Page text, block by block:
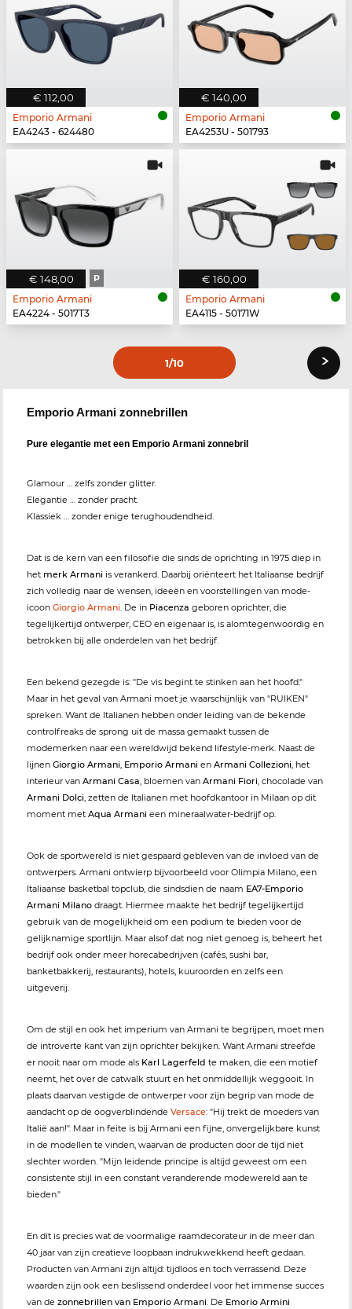
€ 112,00
Emporio Armani
EA4243 - 624480
€ 140,00
Emporio Armani
EA4253U - 501793
€ 148,00 P
Emporio Armani
EA4224 - 5017T3
€ 160,00
Emporio Armani
EA4115 - 50171W
1/10 ›
Emporio Armani zonnebrillen
Pure elegantie met een Emporio Armani zonnebril
Glamour … zelfs zonder glitter.
Elegantie … zonder pracht.
Klassiek … zonder enige terughoudendheid.
Dat is de kern van een filosofie die sinds de oprichting in 1975 diep in
het merk Armani is verankerd. Daarbij oriënteert het Italiaanse bedrijf
zich volledig naar de wensen, ideeën en voorstellingen van mode-
icoon Giorgio Armani. De in Piacenza geboren oprichter, die
tegelijkertijd ontwerper, CEO en eigenaar is, is alomtegenwoordig en
betrokken bij alle onderdelen van het bedrijf.
Een bekend gezegde is: "De vis begint te stinken aan het hoofd."
Maar in het geval van Armani moet je waarschijnlijk van "RUIKEN"
spreken. Want de Italianen hebben onder leiding van de bekende
controlfreaks de sprong uit de massa gemaakt tussen de
modemerken naar een wereldwijd bekend lifestyle-merk. Naast de
lijnen Giorgio Armani, Emporio Armani en Armani Collezioni, het
interieur van Armani Casa, bloemen van Armani Fiori, chocolade van
Armani Dolci, zetten de Italianen met hoofdkantoor in Milaan op dit
moment met Aqua Armani een mineraalwater-bedrijf op.
Ook de sportwereld is niet gespaard gebleven van de invloed van de
ontwerpers. Armani ontwierp bijvoorbeeld voor Olimpia Milano, een
Italiaanse basketbal topclub, die sindsdien de naam EA7-Emporio
Armani Milano draagt. Hiermee maakte het bedrijf tegelijkertijd
gebruik van de mogelijkheid om een podium te bieden voor de
gelijknamige sportlijn. Maar alsof dat nog niet genoeg is, beheert het
bedrijf ook onder meer horecabedrijven (cafés, sushi bar,
banketbakkerij, restaurants), hotels, kuuroorden en zelfs een
uitgeverij.
Om de stijl en ook het imperium van Armani te begrijpen, moet men
de introverte kant van zijn oprichter bekijken. Want Armani streefde
er nooit naar om mode als Karl Lagerfeld te maken, die een motief
neemt, het over de catwalk stuurt en het onmiddellijk weggooit. In
plaats daarvan vestigde de ontwerper voor zijn begrip van mode de
aandacht op de oogverblindende Versace: "Hij trekt de moeders van
Italië aan!". Maar in feite is bij Armani een fijne, onvergelijkbare kunst
in de modellen te vinden, waarvan de producten door de tijd niet
slechter worden. "Mijn leidende principe is altijd geweest om een
consistente stijl in een constant veranderende modewereld aan te
bieden."
En dit is precies wat de voormalige raamdecorateur in de meer dan
40 jaar van zijn creatieve loopbaan indrukwekkend heeft gedaan.
Producten van Armani zijn altijd: tijdloos en toch verrassend. Deze
waarden zijn ook een beslissend onderdeel voor het immense succes
van de zonnebrillen van Emporio Armani. De Emorio Armini